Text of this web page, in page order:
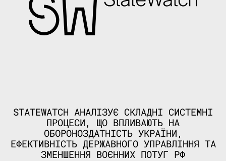
STATEWATCH АНАЛІЗУЄ СКЛАДНІ СИСТЕМНІ
ПРОЦЕСИ, ЩО ВПЛИВАЮТЬ НА
ОБОРОНОЗДАТНІСТЬ УКРАЇНИ,
ЕФЕКТИВНІСТЬ ДЕРЖАВНОГО УПРАВЛІННЯ ТА
ЗМЕНШЕННЯ ВОЄННИХ ПОТУГ РФ